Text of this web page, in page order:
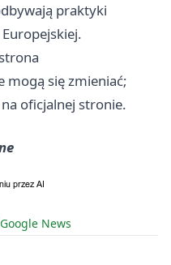
praktyki
mogą się zmieniać;
oficjalnej stronie.
Google News